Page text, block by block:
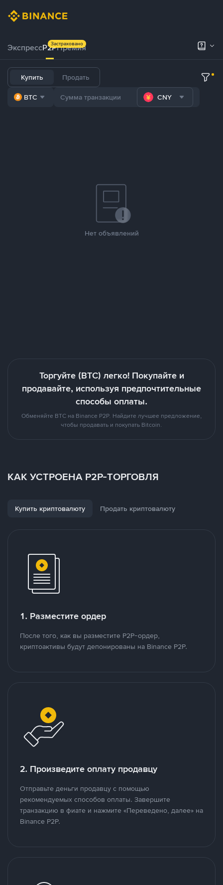
ЭкспрессP2PПремия
Застраховано
Купить Продать
BTC CNY
Нет объявлений
Торгуйте (BTC) легко! Покупайте и
продавайте, используя предпочтительные
способы оплаты.
Обменяйте BTC на Binance P2P. Найдите лучшее предложение,
чтобы продавать и покупать Bitcoin.
КАК УСТРОЕНА P2P-ТОРГОВЛЯ
Купить криптовалюту Продать криптовалюту
1. Разместите ордер
После того, как вы разместите P2P-ордер,
криптоактивы будут депонированы на Binance P2P.
2. Произведите оплату продавцу
Отправьте деньги продавцу с помощью
рекомендуемых способов оплаты. Завершите
транзакцию в фиате и нажмите «Переведено, далее» на
Binance P2P.